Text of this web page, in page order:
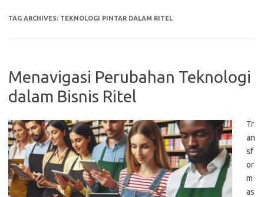
TAG ARCHIVES: TEKNOLOGI PINTAR DALAM RITEL
Menavigasi Perubahan Teknologi
dalam Bisnis Ritel
Tr
an
sf
or
m
as